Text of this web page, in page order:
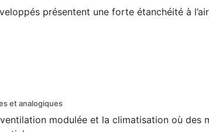
présentent une forte étanchéité à
et analogiques
modulée et la climatisation où des